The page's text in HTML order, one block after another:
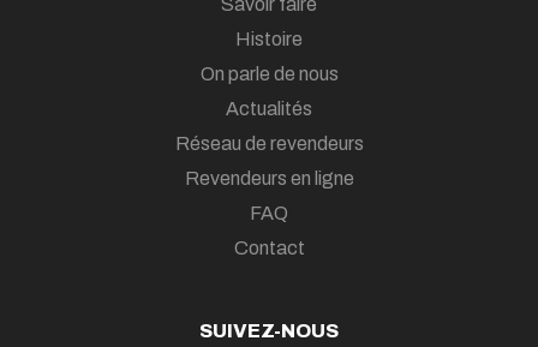
Savoir faire
Histoire
On parle de nous
Actualités
Réseau de revendeurs
Revendeurs en ligne
FAQ
Contact
SUIVEZ-NOUS